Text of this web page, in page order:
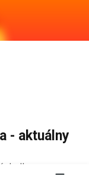
- aktuálny